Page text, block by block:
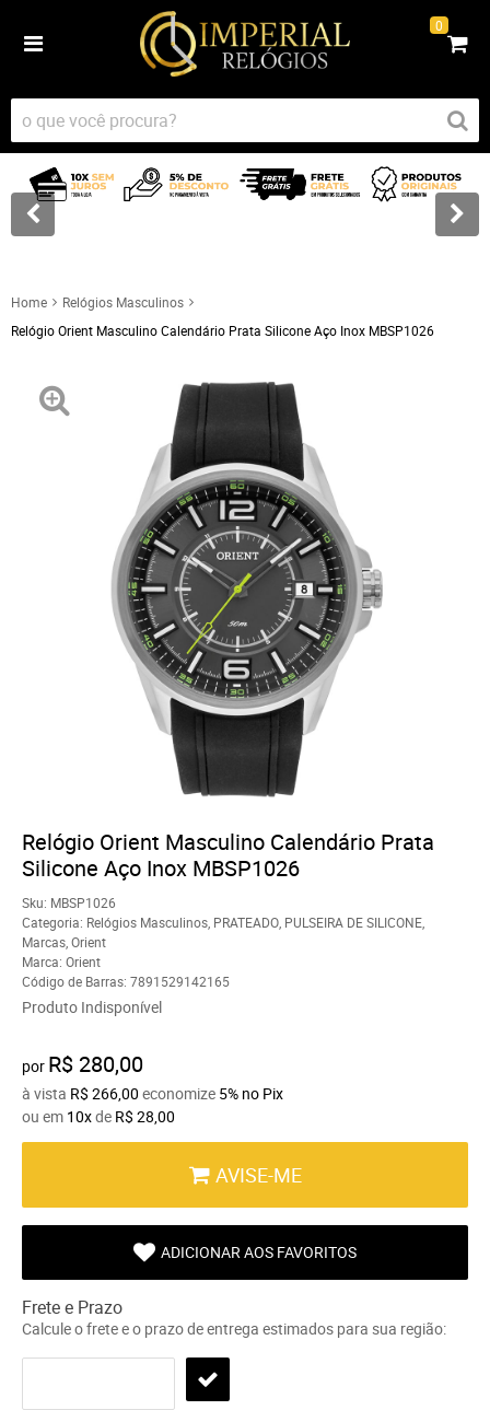
0
Home
Relógios Masculinos
Relógio Orient Masculino Calendário Prata Silicone Aço Inox MBSP1026
Relógio Orient Masculino Calendário Prata
Silicone Aço Inox MBSP1026
Sku: MBSP1026
Categoria: Relógios Masculinos PRATEADO PULSEIRA DE SILICONE
Marcas Orient
Marca: Orient
Código de Barras: 7891529142165
Produto Indisponível
por R$ 280,00
à vista R$ 266,00 economize 5% no Pix
ou em 10xde R$ 28,00
AVISE-ME
ADICIONAR AOS FAVORITOS
Frete e Prazo
Calcule o frete e o prazo de entrega estimados para sua região: